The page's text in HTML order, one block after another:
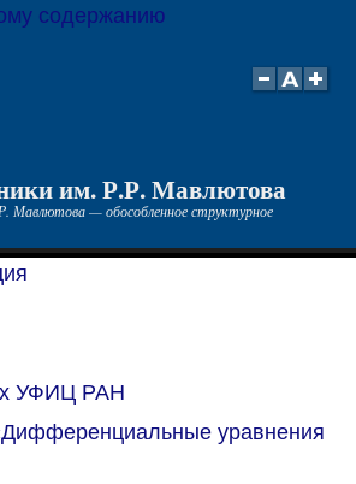
содержанию
им. Р.Р. Мавлютова
Мавлютова — обособленное структурное
УФИЦ РАН
уравнения